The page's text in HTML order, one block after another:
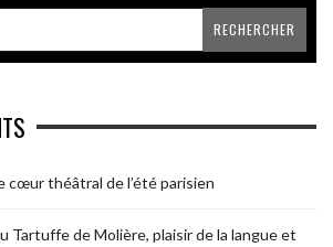
cœur théâtral de l’été parisien
Tartuffe de Molière, plaisir de la langue et